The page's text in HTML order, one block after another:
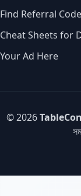
Find Referral
Cheat Sheets for
Your Ad Here
© 2026